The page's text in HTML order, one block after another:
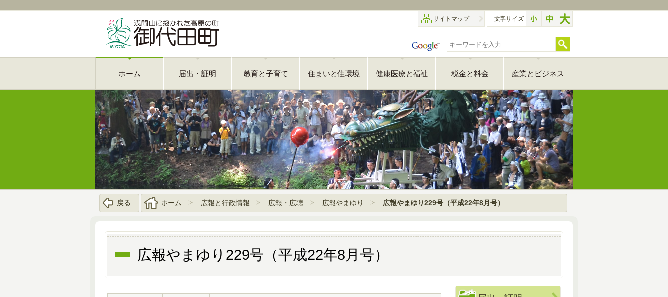
サイトマップ 文字サイズ
ホーム 届出・証明 教育と子育て 住まいと住環境 健康医療と福祉 税金と料金 産業とビジネス
戻る ホーム 広報と行政情報 広報・広聴 広報やまゆり 広報やまゆり229号（平成22年8月号）
広報やまゆり229号（平成22年8月号）